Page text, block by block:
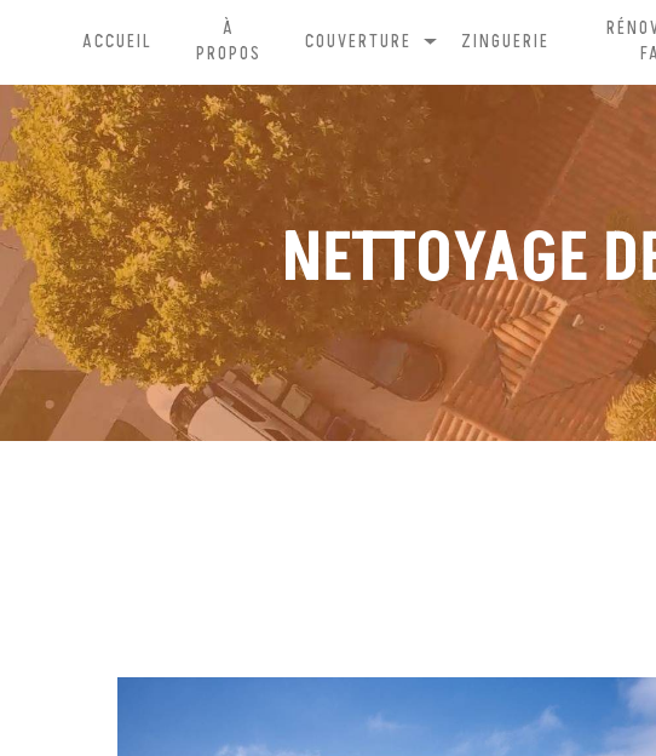
ACCUEIL
À
PROPOS
COUVERTURE ZINGUERIE
NETTOYAGE
Panneau de gestion des cookies